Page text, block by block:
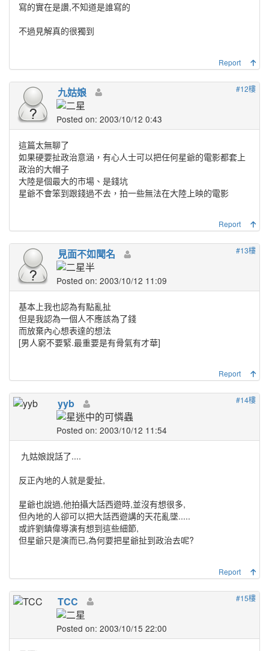
寫的實在是讚,不知道是誰寫的
不過見解真的很獨到
Report
#12樓
九姑娘
Posted on: 2003/10/12 0:43
這篇太無聊了
如果硬要扯政治意涵，有心人士可以把任何星爺的電影都套上
政治的大帽子
大陸是個最大的市場、是錢坑
星爺不會笨到跟錢過不去，拍一些無法在大陸上映的電影
Report
#13樓
見面不如聞名
Posted on: 2003/10/12 11:09
基本上我也認為有點亂扯
但是我認為一個人不應該為了錢
而放棄內心想表達的想法
[男人窮不要緊.最重要是有骨氣有才華]
Report
#14樓
yyb
Posted on: 2003/10/12 11:54
九姑娘說話了....
反正內地的人就是愛扯,
星爺也說過,他拍攝大話西遊時,並沒有想很多,
但內地的人卻可以把大話西遊講的天花亂墜.....
或許劉鎮偉導演有想到這些細節,
但星爺只是演而已,為何要把星爺扯到政治去呢?
Report
#15樓
TCC
Posted on: 2003/10/15 22:00